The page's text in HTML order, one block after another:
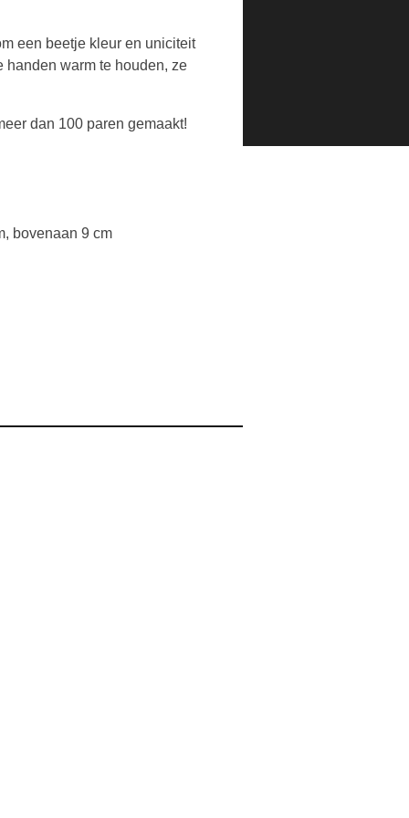
een beetje kleur en uniciteit
handen warm te houden, ze
dan 100 paren gemaakt!
bovenaan 9 cm